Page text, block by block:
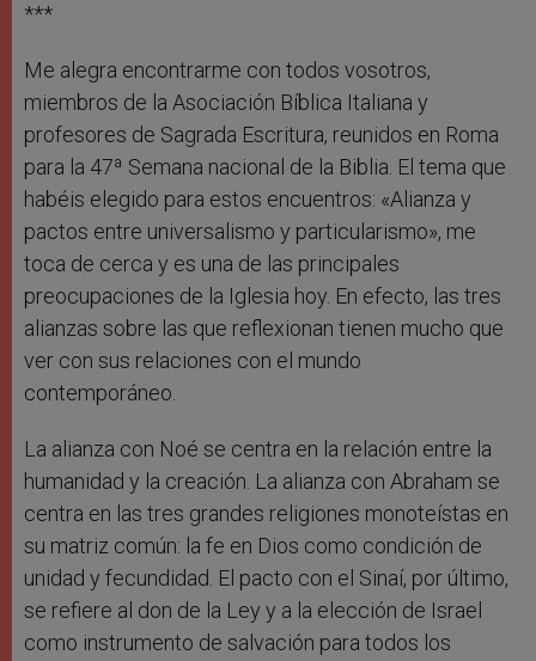
***
Me alegra encontrarme con todos vosotros,
miembros de la Asociación Bíblica Italiana y
profesores de Sagrada Escritura, reunidos en Roma
para la 47ª Semana nacional de la Biblia. El tema que
habéis elegido para estos encuentros: «Alianza y
pactos entre universalismo y particularismo», me
toca de cerca y es una de las principales
preocupaciones de la Iglesia hoy. En efecto, las tres
alianzas sobre las que reflexionan tienen mucho que
ver con sus relaciones con el mundo
contemporáneo.
La alianza con Noé se centra en la relación entre la
humanidad y la creación. La alianza con Abraham se
centra en las tres grandes religiones monoteístas en
su matriz común: la fe en Dios como condición de
unidad y fecundidad. El pacto con el Sinaí, por último,
se refiere al don de la Ley y a la elección de Israel
como instrumento de salvación para todos los